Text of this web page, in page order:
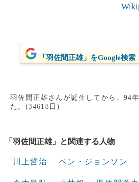
「羽佐間正雄」をGoogle検索
羽佐間正雄さんが誕生してから、94
た。(34618日)
「羽佐間正雄」と関連する人物
川上哲治 ベン・ジョンソン